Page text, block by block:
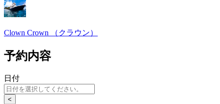
Clown Crown （クラウン）
予約内容
日付
<